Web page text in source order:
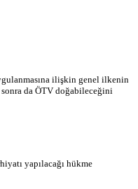
ilişkin genel ilkenin
sonra da ÖTV doğabileceğini
yapılacağı hükme